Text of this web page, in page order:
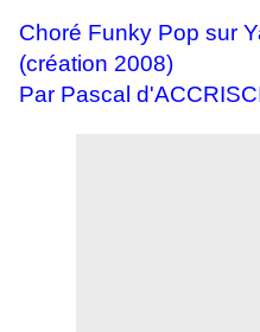
Choré Funky Pop sur
(création 2008)
Par Pascal